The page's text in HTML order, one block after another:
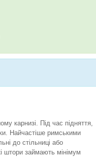
карнизі. Під час підняття,
Найчастіше римськими
до стільниці або
штори займають мінімум